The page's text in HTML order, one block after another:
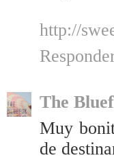
http://
The
Muy
de